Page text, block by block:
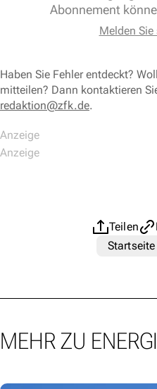
Abonnement
Melden
Haben Sie Fehler entdeckt?
mitteilen? Dann kontaktieren
redaktion@zfk.de.
Teilen
Startseite
MEHR ZU